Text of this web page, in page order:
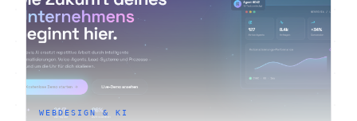
WEBDESIGN & KI